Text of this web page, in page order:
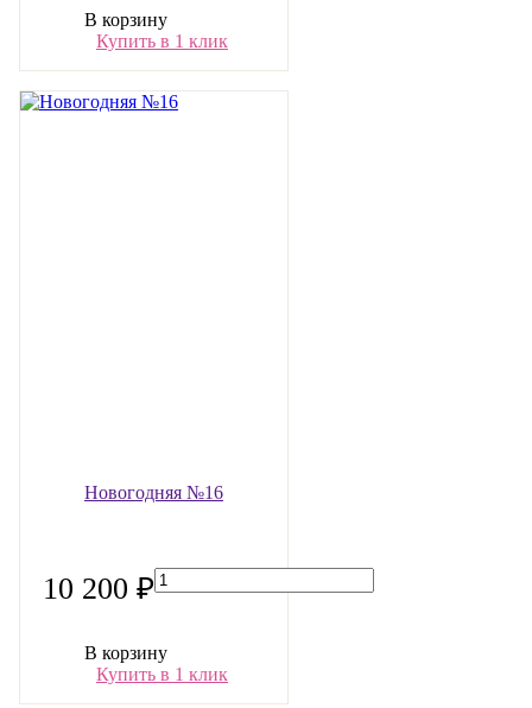
В корзину
Купить в 1 клик
Новогодняя №16
10 200 ₽
В корзину
Купить в 1 клик